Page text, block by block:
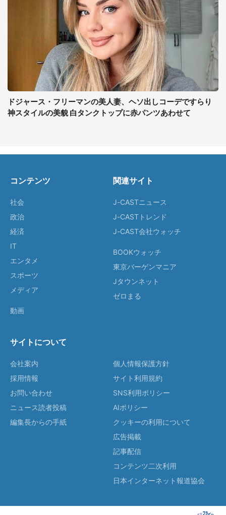
ドジャース・フリーマンの美人妻、ヘソ出しコーデですらり
神スタイルの美貌 白タンクトップに赤パンツあわせて
コンテンツ
社会
政治
経済
IT
エンタメ
スポーツ
メディア
動画
関連サイト
J-CASTニュース
J-CASTトレンド
J-CAST会社ウォッチ
BOOKウォッチ
東京バーゲンマニア
Jタウンネット
ゼロまる
サイトについて
会社案内
採用情報
お問い合わせ
ニュース読者投稿
編集長からの手紙
個人情報保護方針
サイト利用規約
SNS利用ポリシー
AIポリシー
クッキーの利用について
広告掲載
記事配信
コンテンツ二次利用
日本インターネット報道協会